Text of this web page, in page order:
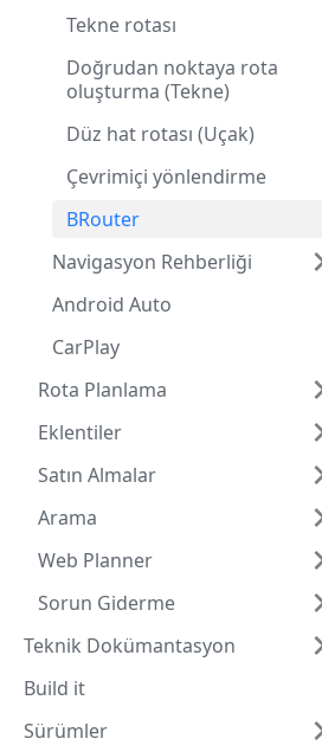
Tekne rotası
Doğrudan noktaya rota
oluşturma (Tekne)
Düz hat rotası (Uçak)
Çevrimiçi yönlendirme
BRouter
Navigasyon Rehberliği
Android Auto
CarPlay
Rota Planlama
Eklentiler
Satın Almalar
Arama
Web Planner
Sorun Giderme
Teknik Dokümantasyon
Build it
Sürümler